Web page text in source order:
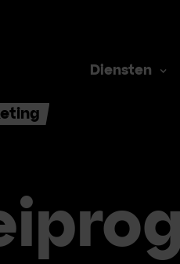
Diensten